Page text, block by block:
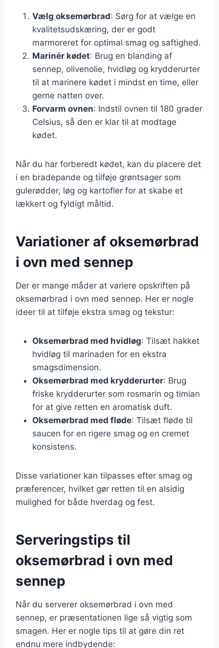
Vælg oksemørbrad: Sørg for at vælge en
kvalitetsudskæring, der er godt
marmoreret for optimal smag og saftighed.
Marinér kødet: Brug en blanding af
sennep, olivenolie, hvidløg og krydderurter
til at marinere kødet i mindst en time, eller
gerne natten over.
Forvarm ovnen: Indstil ovnen til 180 grader
Celsius, så den er klar til at modtage
kødet.
Når du har forberedt kødet, kan du placere det
i en bradepande og tilføje grøntsager som
gulerødder, løg og kartofler for at skabe et
lækkert og fyldigt måltid.
Variationer af oksemørbrad
i ovn med sennep
Der er mange måder at variere opskriften på
oksemørbrad i ovn med sennep. Her er nogle
ideer til at tilføje ekstra smag og tekstur:
Oksemørbrad med hvidløg: Tilsæt hakket
hvidløg til marinaden for en ekstra
smagsdimension.
Oksemørbrad med krydderurter: Brug
friske krydderurter som rosmarin og timian
for at give retten en aromatisk duft.
Oksemørbrad med fløde: Tilsæt fløde til
saucen for en rigere smag og en cremet
konsistens.
Disse variationer kan tilpasses efter smag og
præferencer, hvilket gør retten til en alsidig
mulighed for både hverdag og fest.
Serveringstips til
oksemørbrad i ovn med
sennep
Når du serverer oksemørbrad i ovn med
sennep, er præsentationen lige så vigtig som
smagen. Her er nogle tips til at gøre din ret
endnu mere indbydende: